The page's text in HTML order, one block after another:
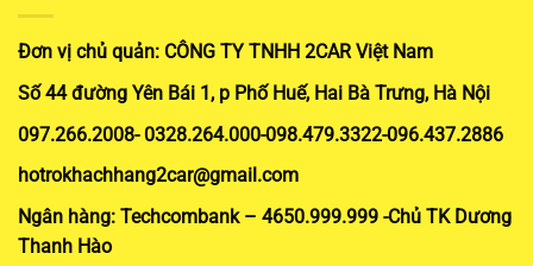
Đơn vị chủ quản: CÔNG TY TNHH 2CAR Việt Nam
Số 44 đường Yên Bái 1, p Phố Huế, Hai Bà Trưng, Hà Nội
097.266.2008- 0328.264.000-098.479.3322-096.437.2886
hotrokhachhang2car@gmail.com
Ngân hàng: Techcombank – 4650.999.999 -Chủ TK Dương
Thanh Hào